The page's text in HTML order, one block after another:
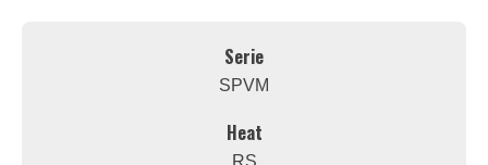
Serie
SPVM
Heat
RS